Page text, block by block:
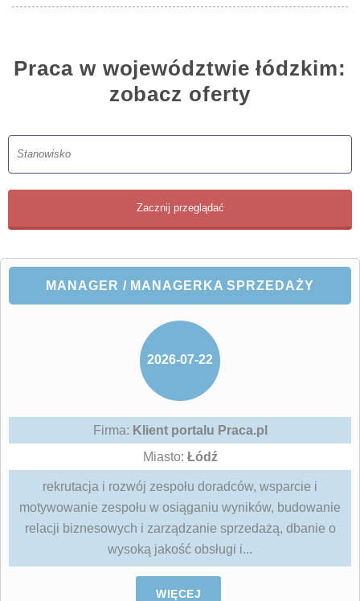
Praca w województwie łódzkim:
zobacz oferty
MANAGER / MANAGERKA SPRZEDAŻY
2026-07-22
Firma: Klient portalu Praca.pl
Miasto: Łódź
rekrutacja i rozwój zespołu doradców, wsparcie i
motywowanie zespołu w osiąganiu wyników, budowanie
relacji biznesowych i zarządzanie sprzedażą, dbanie o
wysoką jakość obsługi i...
WIĘCEJ